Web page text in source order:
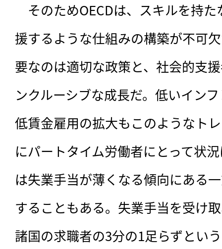
そのためOECDは、スキルを持
援するような仕組みの構築が不可
要なのは適切な政策と、社会的支
ンクルーシブな成長だ。低いイン
低賃金雇用の拡大もこのようなト
にパートタイム労働者にとって状
は失業手当が薄くなる傾向にある
することもある。失業手当を受け
諸国の求職者の3分の1足らずとい